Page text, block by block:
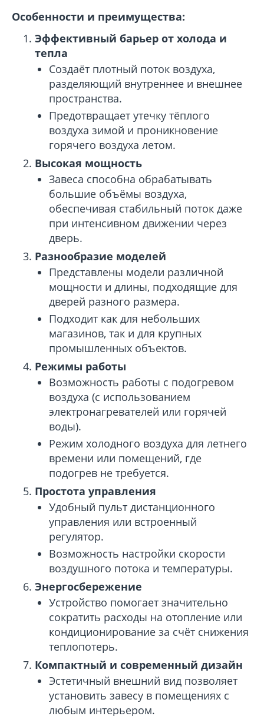
Особенности и преимущества:
Эффективный барьер от холода и
тепла
Создаёт плотный поток воздуха,
разделяющий внутреннее и внешнее
пространства.
Предотвращает утечку тёплого
воздуха зимой и проникновение
горячего воздуха летом.
Высокая мощность
Завеса способна обрабатывать
большие объёмы воздуха,
обеспечивая стабильный поток даже
при интенсивном движении через
дверь.
Разнообразие моделей
Представлены модели различной
мощности и длины, подходящие для
дверей разного размера.
Подходит как для небольших
магазинов, так и для крупных
промышленных объектов.
Режимы работы
Возможность работы с подогревом
воздуха (с использованием
электронагревателей или горячей
воды).
Режим холодного воздуха для летнего
времени или помещений, где
подогрев не требуется.
Простота управления
Удобный пульт дистанционного
управления или встроенный
регулятор.
Возможность настройки скорости
воздушного потока и температуры.
Энергосбережение
Устройство помогает значительно
сократить расходы на отопление или
кондиционирование за счёт снижения
теплопотерь.
Компактный и современный дизайн
Эстетичный внешний вид позволяет
установить завесу в помещениях с
любым интерьером.